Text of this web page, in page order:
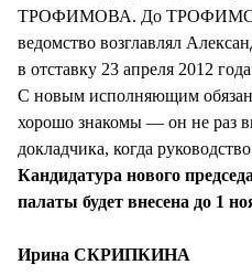
ТРОФИМОВА. До
ведомство возглавлял
в отставку 23 апреля 2012
С новым исполняющим
хорошо знакомы — он не раз
докладчика, когда
Кандидатура нового
палаты будет внесена до 1
Ирина СКРИПКИНА